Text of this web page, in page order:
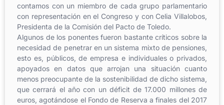
contamos con un miembro de cada grupo parlamentario
con representación en el Congreso y con Celia Villalobos,
Presidenta de la Comisión del Pacto de Toledo.
Algunos de los ponentes fueron bastante críticos sobre la
necesidad de penetrar en un sistema mixto de pensiones,
esto es, públicos, de empresa e individuales o privados,
apoyados en datos que arrojan una situación cuanto
menos preocupante de la sostenibilidad de dicho sistema,
que cerrará el año con un déficit de 17.000 millones de
euros, agotándose el Fondo de Reserva a finales del 2017